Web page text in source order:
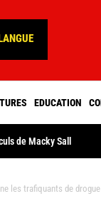
EDUCATION
de Macky Sall
les trafiquants de